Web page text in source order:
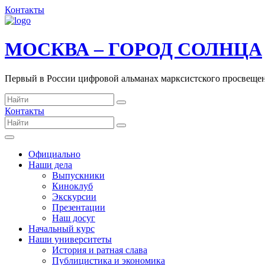
Контакты
МОСКВА – ГОРОД СОЛНЦА
Первый в России цифровой альманах марксистского
Контакты
Официально
Наши дела
Выпускники
Киноклуб
Экскурсии
Презентации
Наш досуг
Начальный курс
Наши университеты
История и ратная слава
Публицистика и экономика